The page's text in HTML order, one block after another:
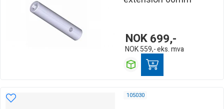
NOK699,-
NOK 559,-eks. mva
105030